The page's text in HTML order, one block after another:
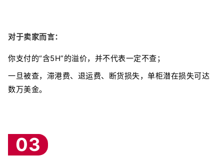
对于卖家而言：
你支付的“含5H”的溢价，并不代表一定不查；
一旦被查，滞港费、退运费、断货损失，单柜潜在损失可达
数万美金。
03